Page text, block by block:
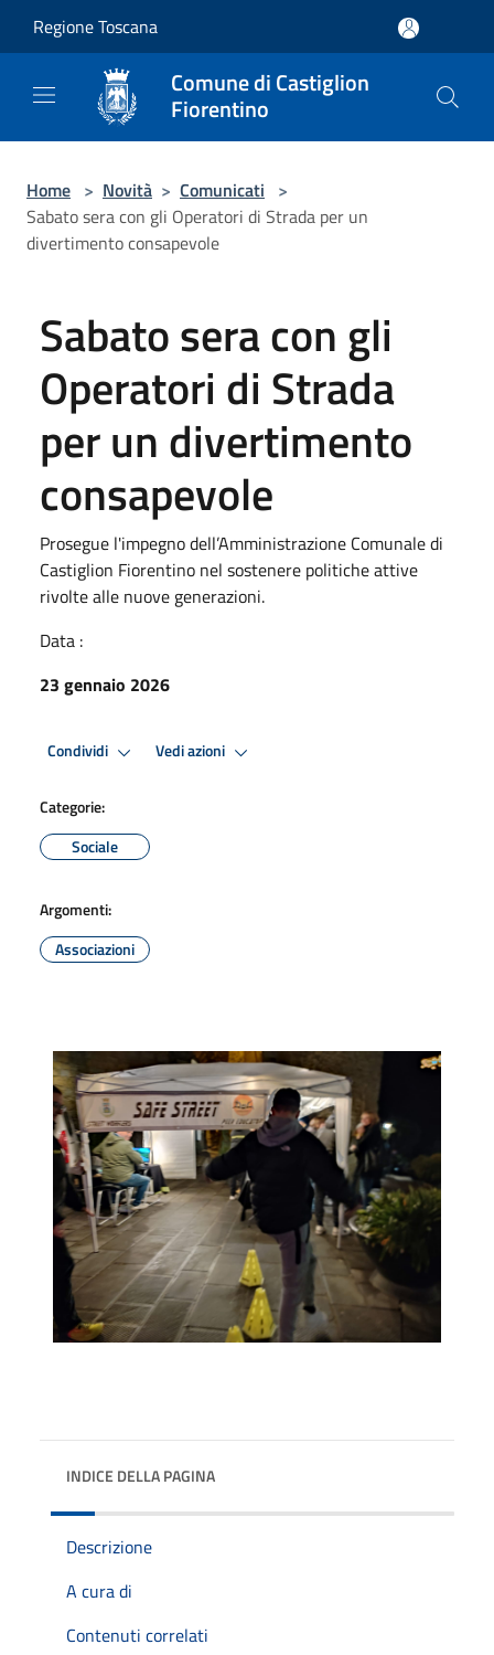
Regione Toscana
Comune di Castiglion
Fiorentino
Home > Novità > Comunicati >
Sabato sera con gli Operatori di Strada per un
divertimento consapevole
Sabato sera con gli
Operatori di Strada
per un divertimento
consapevole
Prosegue l'impegno dell’Amministrazione Comunale di
Castiglion Fiorentino nel sostenere politiche attive
rivolte alle nuove generazioni.
Data :
23 gennaio 2026
Condividi Vedi azioni
Categorie:
Sociale
Argomenti:
Associazioni
INDICE DELLA PAGINA
Descrizione
A cura di
Contenuti correlati